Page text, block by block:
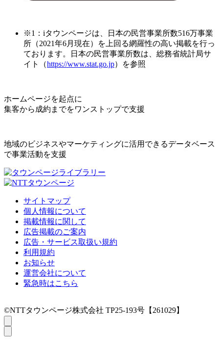
※1：iタウンページは、日本の民営事業所数516万事業
所（2021年6月現在）を上回る網羅性の高い掲載を行っ
ております。日本の民営事業所数は、総務省統計局サ
イト（https://www.stat.go.jp）を参照
ホームページを起点に
集客から成約までをワンストップで支援
地域のビジネスやマーケティングに活用できるデータベース
で事業活動を支援
サイトマップ
個人情報について
掲載情報に関して
広告掲載のご案内
広告・サービス取扱い規約
利用規約
お知らせ
運営会社について
緊急時はこちら
©NTTタウンページ株式会社 TP25-193号【261029】